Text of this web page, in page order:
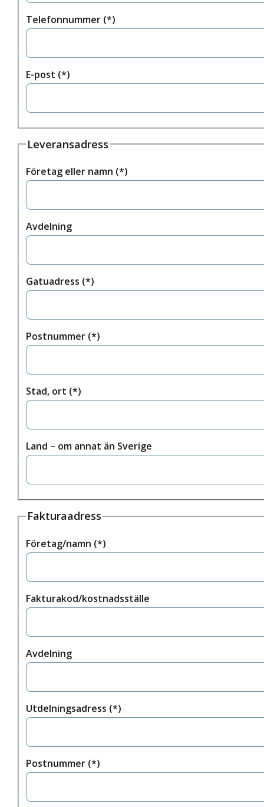
Telefonnummer
E-post
Leveransadress
Företag eller namn
Avdelning
Gatuadress
Postnummer
Stad, ort
Land – om annat än Sverige
Fakturaadress
Företag/namn
Fakturakod/kostnadsställe
Avdelning
Utdelningsadress
Postnummer